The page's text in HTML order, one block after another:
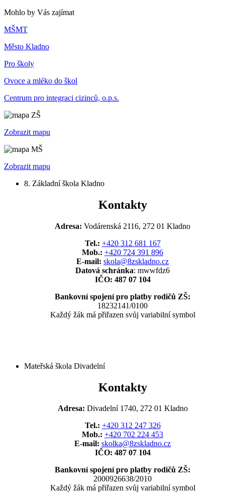
Mohlo by Vás zajímat
MŠMT
Město Kladno
Pro školy
Ovoce a mléko do škol
Centrum pro integraci cizinců, o.p.s.
Zobrazit mapu
Zobrazit mapu
8. Základní škola Kladno
Kontakty
Adresa: Vodárenská 2116, 272 01 Kladno
Tel.: +420 312 681 167
Mob.: +420 724 391 896
E-mail: skola@8zskladno.cz
Datová schránka: mwwfdz6
IČO: 487 07 104
Bankovní spojení pro platby rodičů ZŠ:
18232141/0100
Každý žák má přiřazen svůj variabilní symbol
Mateřská škola Divadelní
Kontakty
Adresa: Divadelní 1740, 272 01 Kladno
Tel.: +420 312 247 326
Mob.: +420 702 224 453
E-mail: skolka@8zskladno.cz
IČO: 487 07 104
Bankovní spojení pro platby rodičů ZŠ:
2000926638/2010
Každý žák má přiřazen svůj variabilní symbol